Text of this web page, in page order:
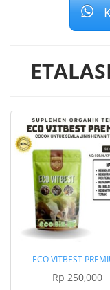
ECO VITBEST
Rp 250,000